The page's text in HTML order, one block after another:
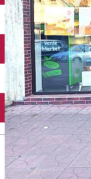
English
Lacul
Casa
Lacul